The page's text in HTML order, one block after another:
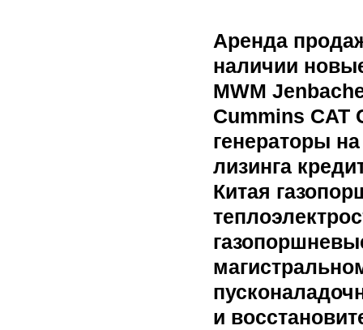
Аренда
наличии
MWM
Сummins CAT
генераторы
лизинга
Китая
и